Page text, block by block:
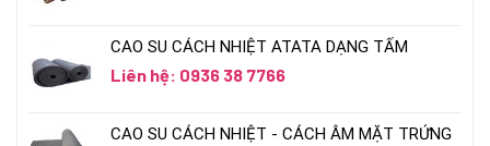
CAO SU CÁCH NHIỆT ATATA DẠNG TẤM
Liên hệ: 0936 38 7766
CAO SU CÁCH NHIỆT - CÁCH ÂM MẶT TRỨNG